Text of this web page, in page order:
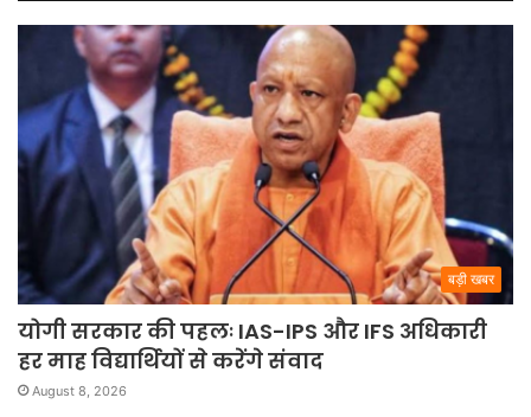
बड़ी खबर
योगी सरकार की पहलः IAS-IPS और IFS अधिकारी
हर माह विद्यार्थियों से करेंगे संवाद
August 8, 2026